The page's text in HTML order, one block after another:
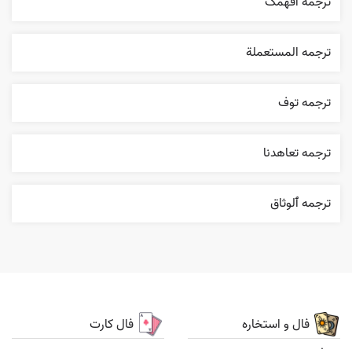
ترجمه المستعملة
ترجمه توف
ترجمه تعاهدنا
ترجمه ٱلوثاق
فال و استخاره فال کارت